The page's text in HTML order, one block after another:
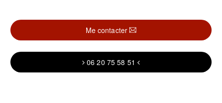
Me contacter
06 20 75 58 51